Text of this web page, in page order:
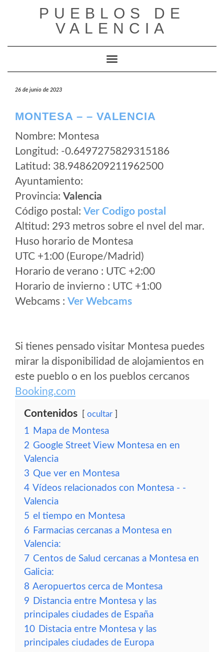
PUEBLOS DE
VALENCIA
Cambiar modo de navegación
26 de junio de 2023
MONTESA – – VALENCIA
Nombre: Montesa
Longitud: -0.6497275829315186
Latitud: 38.9486209211962500
Ayuntamiento:
Provincia: Valencia
Código postal: Ver Codigo postal
Altitud: 293 metros sobre el nvel del mar.
Huso horario de Montesa
UTC +1:00 (Europe/Madrid)
Horario de verano : UTC +2:00
Horario de invierno : UTC +1:00
Webcams : Ver Webcams
Si tienes pensado visitar Montesa puedes
mirar la disponibilidad de alojamientos en
este pueblo o en los pueblos cercanos
Booking.com
Contenidos ocultar
1 Mapa de Montesa
2 Google Street View Montesa en en
Valencia
3 Que ver en Montesa
4 Vídeos relacionados con Montesa - -
Valencia
5 el tiempo en Montesa
6 Farmacias cercanas a Montesa en
Valencia:
7 Centos de Salud cercanas a Montesa en
Galicia:
8 Aeropuertos cerca de Montesa
9 Distancia entre Montesa y las
principales ciudades de España
10 Distacia entre Montesa y las
principales ciudades de Europa